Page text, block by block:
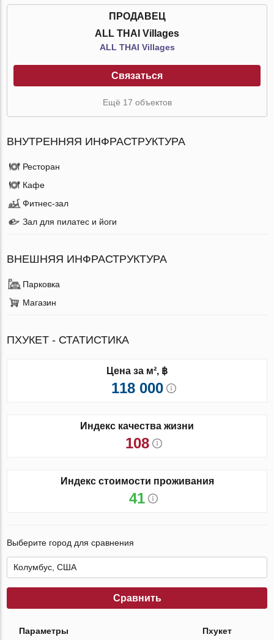
ПРОДАВЕЦ
ALL THAI Villages
ALL THAI Villages
Связаться
Ещё 17 объектов
ВНУТРЕННЯЯ ИНФРАСТРУКТУРА
Ресторан
Кафе
Фитнес-зал
Зал для пилатес и йоги
ВНЕШНЯЯ ИНФРАСТРУКТУРА
Парковка
Магазин
ПХУКЕТ - СТАТИСТИКА
Цена за м², ฿
118 000
Индекс качества жизни
108
Индекс стоимости проживания
41
Выберите город для сравнения
Сравнить
Параметры Пхукет